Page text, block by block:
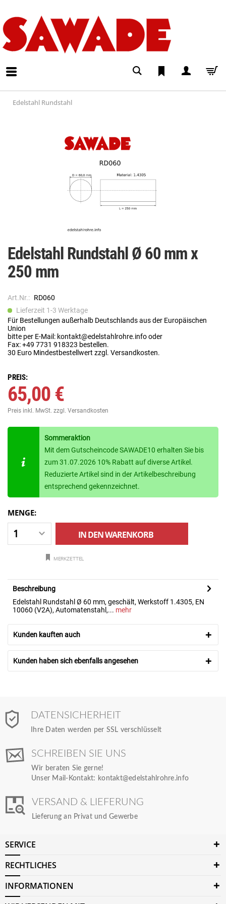
Edelstahl Rundstahl
Edelstahl Rundstahl Ø 60 mm x
250 mm
Art.Nr.: RD060
Lieferzeit 1-3 Werktage
Für Bestellungen außerhalb Deutschlands aus der Europäischen
Union
bitte per E-Mail: kontakt@edelstahlrohre.info oder
Fax: +49 7731 918323 bestellen.
30 Euro Mindestbestellwert zzgl. Versandkosten.
PREIS:
65,00 €
Preis inkl. MwSt. zzgl. Versandkosten
Sommeraktion
Mit dem Gutscheincode SAWADE10 erhalten Sie bis
zum 31.07.2026 10% Rabatt auf diverse Artikel.
Reduzierte Artikel sind in der Artikelbeschreibung
entsprechend gekennzeichnet.
MENGE:
IN DENWARENKORB
MERKZETTEL
Beschreibung
Edelstahl Rundstahl Ø 60 mm, geschält, Werkstoff 1.4305, EN
10060 (V2A), Automatenstahl,... mehr
Kunden kauften auch
Kunden haben sich ebenfalls angesehen
DATENSICHERHEIT
Ihre Daten werden per SSL verschlüsselt
SCHREIBEN SIE UNS
Wir beraten Sie gerne!
Unser Mail-Kontakt: kontakt@edelstahlrohre.info
VERSAND & LIEFERUNG
Lieferung an Privat und Gewerbe
SERVICE
RECHTLICHES
INFORMATIONEN